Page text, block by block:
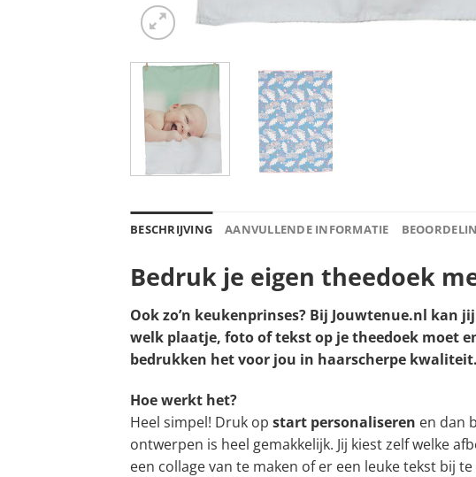
BESCHRIJVING AANVULLENDE INFORMATIE
Bedruk je eigen theedoek
Ook zo’n keukenprinses? Bij Jouwtenue.nl kan
welk plaatje, foto of tekst op je theedoek moet
bedrukken het voor jou in haarscherpe
Hoe werkt het?
Heel simpel! Druk op start personaliseren en dan
ontwerpen is heel gemakkelijk. Jij kiest zelf welke
een collage van te maken of er een leuke tekst bij